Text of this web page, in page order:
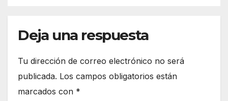
Deja una respuesta
Tu dirección de correo electrónico no será
publicada. Los campos obligatorios están
marcados con *